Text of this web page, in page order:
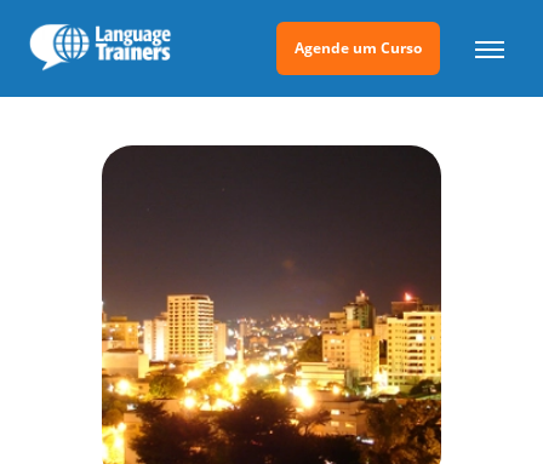
Agende um Curso